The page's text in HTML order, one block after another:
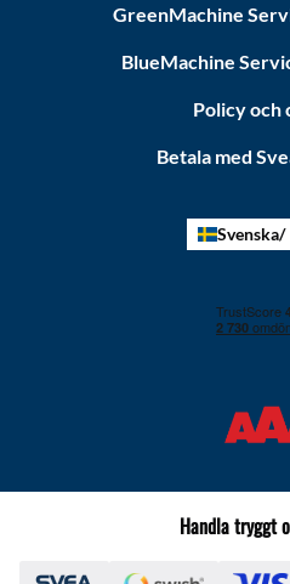
GreenMachine
BlueMachine
Policy och
Betala med
Svenska
Handla tryggt